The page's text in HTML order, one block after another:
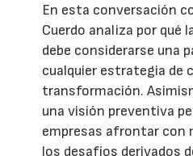
En esta conversación
Cuerdo analiza por qué
debe considerarse una
cualquier estrategia de
transformación.
una visión preventiva
empresas afrontar con
los desafíos derivados